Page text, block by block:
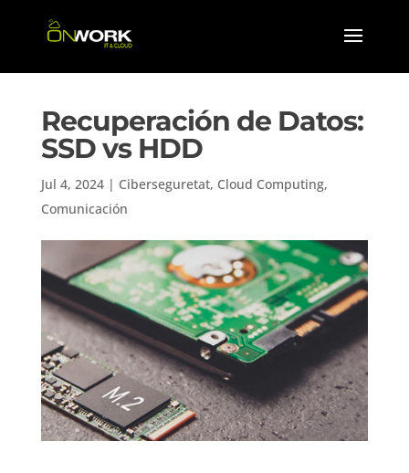
Recuperación de Datos:
SSD vs HDD
Jul 4, 2024| Ciberseguretat, Cloud Computing,
Comunicación